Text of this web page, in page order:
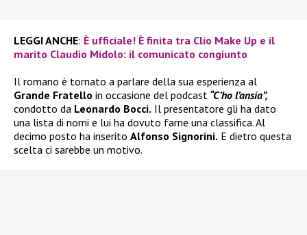
LEGGI ANCHE: È ufficiale! È finita tra Clio Make Up e il
marito Claudio Midolo: il comunicato congiunto
Il romano è tornato a parlare della sua esperienza al
Grande Fratello in occasione del podcast “C’ho l’ansia”,
condotto da Leonardo Bocci. Il presentatore gli ha dato
una lista di nomi e lui ha dovuto farne una classifica. Al
decimo posto ha inserito Alfonso Signorini. E dietro questa
scelta ci sarebbe un motivo.